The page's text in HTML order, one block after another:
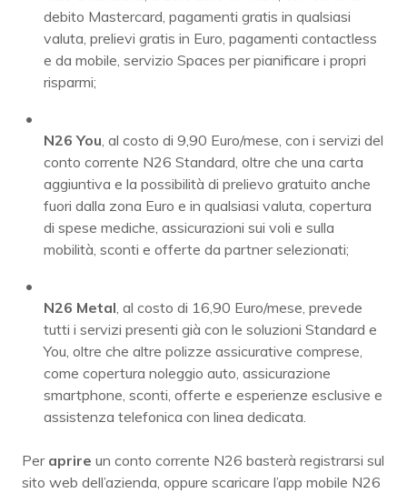
debito Mastercard, pagamenti gratis in qualsiasi
valuta, prelievi gratis in Euro, pagamenti contactless
e da mobile, servizio Spaces per pianificare i propri
risparmi;
N26 You , al costo di 9,90 Euro/mese, con i servizi del
conto corrente N26 Standard, oltre che una carta
aggiuntiva e la possibilità di prelievo gratuito anche
fuori dalla zona Euro e in qualsiasi valuta, copertura
di spese mediche, assicurazioni sui voli e sulla
mobilità, sconti e offerte da partner selezionati;
N26 Metal , al costo di 16,90 Euro/mese, prevede
tutti i servizi presenti già con le soluzioni Standard e
You, oltre che altre polizze assicurative comprese,
come copertura noleggio auto, assicurazione
smartphone, sconti, offerte e esperienze esclusive e
assistenza telefonica con linea dedicata.
Per aprire un conto corrente N26 basterà registrarsi sul
sito web dell’azienda, oppure scaricare l’app mobile N26